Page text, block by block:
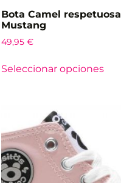
Bota Camel respetuosa
Mustang
49,95 €
Seleccionar opciones